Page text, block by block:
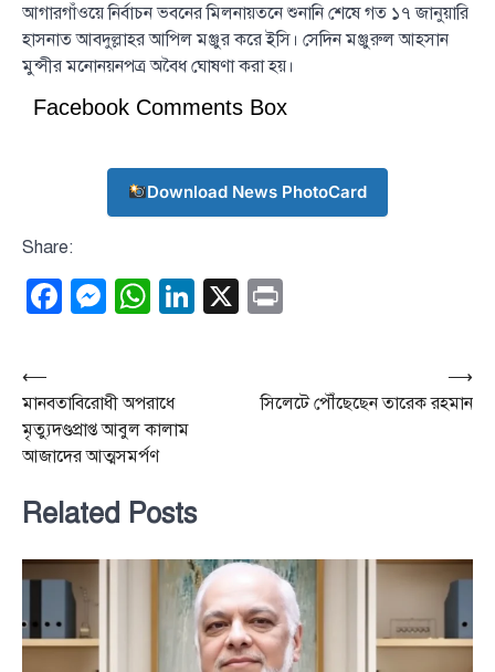
আগারগাঁওয়ে নির্বাচন ভবনের মিলনায়তনে শুনানি শেষে গত ১৭ জানুয়ারি
হাসনাত আবদুল্লাহর আপিল মঞ্জুর করে ইসি। সেদিন মঞ্জুরুল আহসান
মুন্সীর মনোনয়নপত্র অবৈধ ঘোষণা করা হয়।
Facebook Comments Box
Download News PhotoCard
Share:
Facebook
Messenger
WhatsApp
LinkedIn
X
Post
navigation
⟵
মানবতাবিরোধী অপরাধে
মৃত্যুদণ্ডপ্রাপ্ত আবুল কালাম
আজাদের আত্মসমর্পণ
সিলেটে পৌঁছেছেন তারেক রহমান
⟶
Related Posts